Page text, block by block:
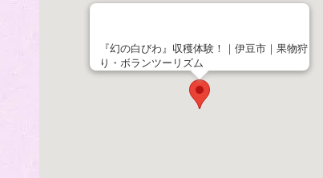
『幻の白びわ』収穫体験！｜伊豆市｜果物狩
り・ボランツーリズム